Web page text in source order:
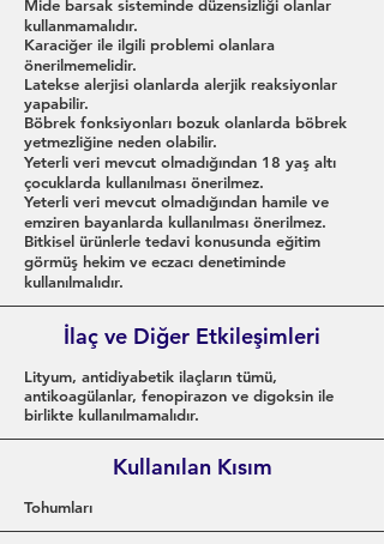
Mide barsak sisteminde düzensizliği olanlar
kullanmamalıdır.
Karaciğer ile ilgili problemi olanlara
önerilmemelidir.
Latekse alerjisi olanlarda alerjik reaksiyonlar
yapabilir.
Böbrek fonksiyonları bozuk olanlarda böbrek
yetmezliğine neden olabilir.
Yeterli veri mevcut olmadığından 18 yaş altı
çocuklarda kullanılması önerilmez.
Yeterli veri mevcut olmadığından hamile ve
emziren bayanlarda kullanılması önerilmez.
Bitkisel ürünlerle tedavi konusunda eğitim
görmüş hekim ve eczacı denetiminde
kullanılmalıdır.
İlaç ve Diğer Etkileşimleri
Lityum, antidiyabetik ilaçların tümü,
antikoagülanlar, fenopirazon ve digoksin ile
birlikte kullanılmamalıdır.
Kullanılan Kısım
Tohumları